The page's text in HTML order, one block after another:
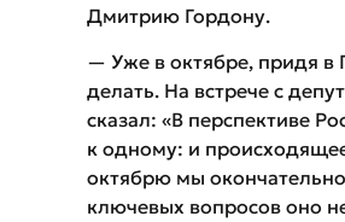
Дмитрию Гордону.
— Уже в октябре, придя в
делать. На встрече с
сказал: «В перспективе
к одному: и
октябрю мы окончательно
ключевых вопросов оно